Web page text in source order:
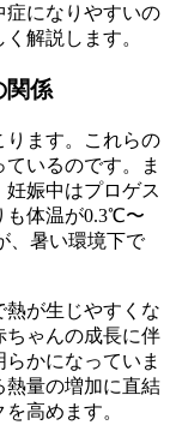
症になりやすいの
解説します。
関係
ります。これらの
いるのです。ま
娠中はプロゲス
も体温が0.3℃〜
、暑い環境下で
熱が生じやすくな
ちゃんの成長に伴
かになっていま
熱量の増加に直結
高めます。